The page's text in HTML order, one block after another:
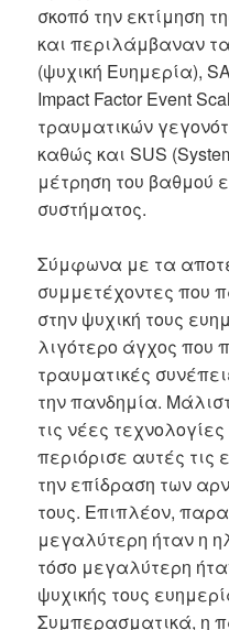
σκοπό την εκτίμηση
και περιλάμβαναν
(ψυχική Ευημερία),
Impact Factor Event
τραυματικών
καθώς και SUS
μέτρηση του βαθμού
συστήματος.
Σύμφωνα με τα
συμμετέχοντες που
στην ψυχική τους
λιγότερο άγχος που
τραυματικές
την πανδημία.
τις νέες
περιόρισε αυτές τις
την επίδραση των
τους. Επιπλέον,
μεγαλύτερη ήταν η
τόσο μεγαλύτερη
ψυχικής τους
Συμπερασματικά, η